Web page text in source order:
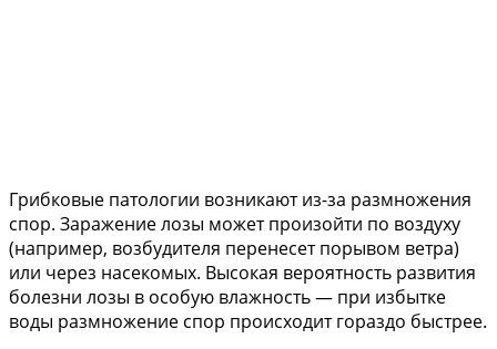
Грибковые патологии возникают из-за размножения
спор. Заражение лозы может произойти по воздуху
(например, возбудителя перенесет порывом ветра)
или через насекомых. Высокая вероятность развития
болезни лозы в особую влажность — при избытке
воды размножение спор происходит гораздо быстрее.